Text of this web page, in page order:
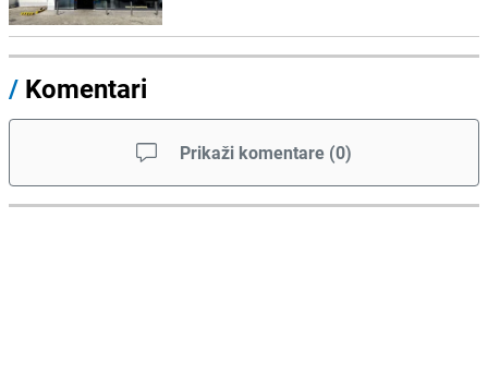
/ Komentari
Prikaži komentare (0)